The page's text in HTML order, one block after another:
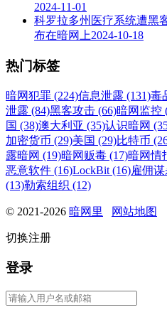
2024-11-01
科罗拉多州医疗系统遭黑
布在暗网上2024-10-18
热门标签
暗网犯罪 (224)信息泄露 (131)毒
泄露 (84)黑客攻击 (66)暗网监控
国 (38)澳大利亚 (35)认识暗网
加密货币 (29)美国 (29)比特币
露暗网 (19)暗网贩毒 (17)暗网情
恶意软件 (16)LockBit (16)雇佣
(13)勒索组织 (12)
© 2021-2026 暗网里 网站地图
切换注册
登录